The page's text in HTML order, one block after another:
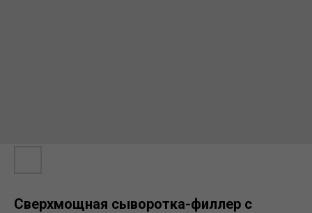
Сверхмощная сыворотка-филлер с